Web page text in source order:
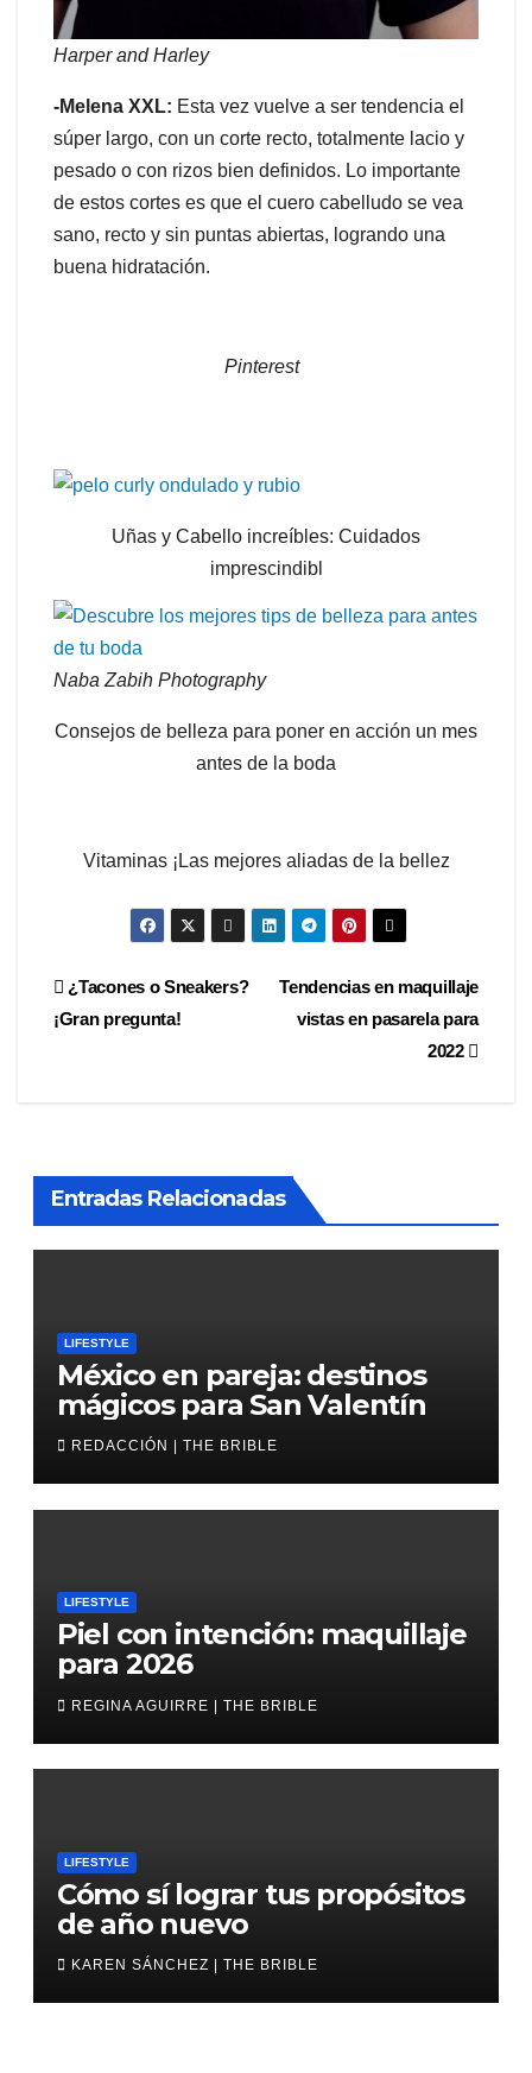
Harper and Harley
-Melena XXL: Esta vez vuelve a ser tendencia el
súper largo, con un corte recto, totalmente lacio y
pesado o con rizos bien definidos. Lo importante
de estos cortes es que el cuero cabelludo se vea
sano, recto y sin puntas abiertas, logrando una
buena hidratación.
Pinterest
Uñas y Cabello increíbles: Cuidados
imprescindibl
Naba Zabih Photography
Consejos de belleza para poner en acción un mes
antes de la boda
Vitaminas ¡Las mejores aliadas de la bellez
Navegación
de
Tendencias en maquillaje
vistas en pasarela para
2022
¿Tacones o Sneakers?
¡Gran pregunta!
Entradas Relacionadas
LIFESTYLE
México en pareja: destinos
mágicos para San Valentín
REDACCIÓN | THE BRIBLE
LIFESTYLE
Piel con intención: maquillaje
para 2026
REGINA AGUIRRE | THE BRIBLE
LIFESTYLE
Cómo sí lograr tus propósitos
de año nuevo
KAREN SÁNCHEZ | THE BRIBLE